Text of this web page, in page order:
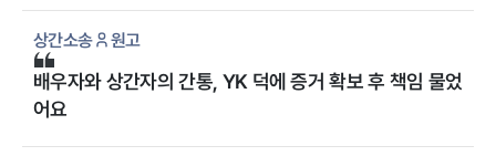
상간소송 원고
배우자와 상간자의 간통, YK 덕에 증거 확보 후 책임 물었
어요